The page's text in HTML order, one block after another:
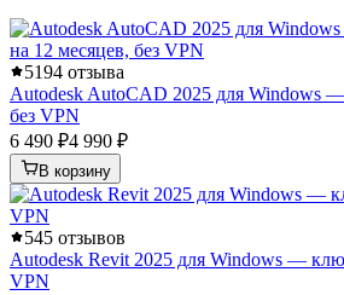
5194 отзыва
Autodesk AutoCAD 2025 для Windows
без VPN
6 490 ₽4 990 ₽
В корзину
545 отзывов
Autodesk Revit 2025 для Windows —
VPN